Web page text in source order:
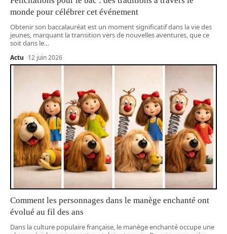
monde pour célébrer cet événement
Obtenir son baccalauréat est un moment significatif dans la vie des
jeunes, marquant la transition vers de nouvelles aventures, que ce
soit dans le…
Actu 12 juin 2026
Comment les personnages dans le manège enchanté ont
évolué au fil des ans
Dans la culture populaire française, le manège enchanté occupe une